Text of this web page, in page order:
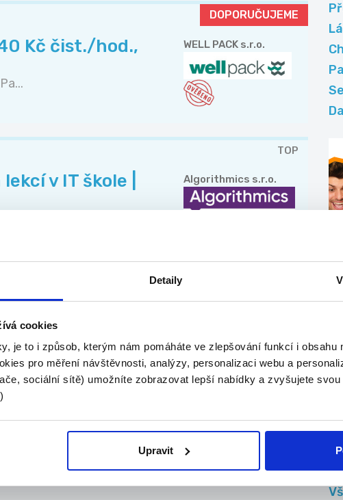
Detaily
cookies
je to i způsob, kterým nám pomáháte ve zlepšování funkcí i obsahu
pro měření návštěvnosti, analýzy, personalizaci webu a
sociální sítě) umožníte zobrazovat lepší nabídky a zvyšujete
Upravit
DOPORUČUJEME
Kč čist./hod.,
WELL PACK s.r.o.
TOP
v IT škole |
Algorithmics s.r.o.